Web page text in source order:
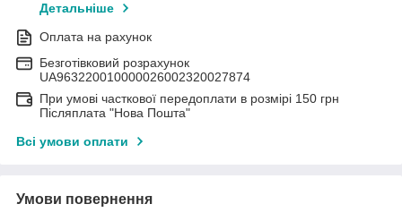
Детальніше
Оплата на рахунок
Безготівковий розрахунок
UA963220010000026002320027874
При умові часткової передоплати в розмірі 150 грн
Післяплата "Нова Пошта"
Всі умови оплати
Умови повернення